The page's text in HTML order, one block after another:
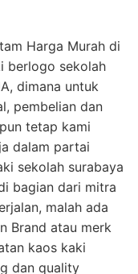
Harga Murah di
berlogo sekolah
dimana untuk
pembelian dan
tetap kami
dalam partai
sekolah surabaya
bagian dari mitra
malah ada
Brand atau merk
kaos kaki
dan quality